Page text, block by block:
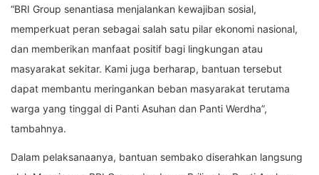
“BRI Group senantiasa menjalankan kewajiban sosial,
memperkuat peran sebagai salah satu pilar ekonomi nasional,
dan memberikan manfaat positif bagi lingkungan atau
masyarakat sekitar. Kami juga berharap, bantuan tersebut
dapat membantu meringankan beban masyarakat terutama
warga yang tinggal di Panti Asuhan dan Panti Werdha”,
tambahnya.
Dalam pelaksanaanya, bantuan sembako diserahkan langsung